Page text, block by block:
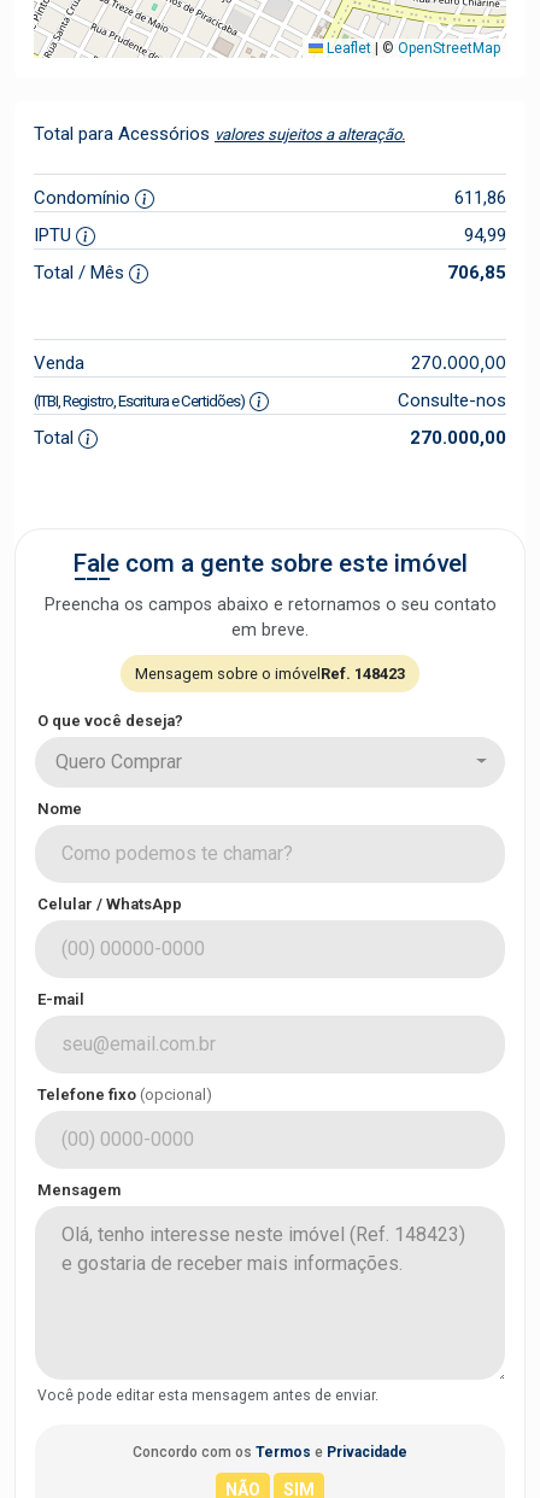
Leaflet | © OpenStreetMap
Total para Acessórios valores sujeitos a alteração.
Condomínio
611,86
IPTU
94,99
Total / Mês
706,85
Venda 270.000,00
(ITBI, Registro, Escritura e Certidões)
Consulte-nos
Total
270.000,00
Fale com a gente sobre este imóvel
Preencha os campos abaixo e retornamos o seu contato
em breve.
Mensagem sobre o imóvelRef. 148423
O que você deseja?
Quero Comprar
Nome
Celular / WhatsApp
E-mail
Telefone fixo (opcional)
Mensagem
Você pode editar esta mensagem antes de enviar.
Concordo com os Termos e Privacidade